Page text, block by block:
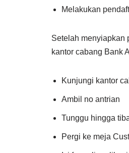
Melakukan
Setelah menyiapkan
kantor cabang Bank
Kunjungi kantor
Ambil no antrian
Tunggu hingga
Pergi ke meja